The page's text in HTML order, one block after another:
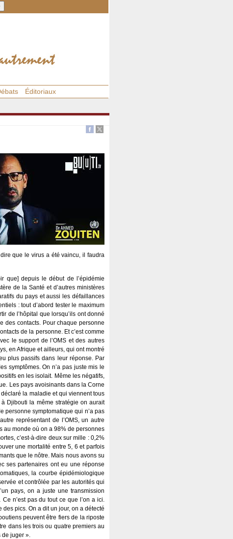
Éditoriaux
que le virus a été vaincu, il faudra
que] depuis le début de l’épidémie
de la Santé et d’autres ministères
du pays et aussi les défaillances
: tout d’abord tester le maximum
de l’hôpital que lorsqu’ils ont donné
des contacts. Pour chaque personne
de la personne. Et c’est comme
le support de l’OMS et des autres
en Afrique et ailleurs, qui ont montré
plus passifs dans leur réponse. Par
symptômes. On n’a pas juste mis le
en les isolait. Même les négatifs,
Les pays avoisinants dans la Corne
la maladie et qui viennent tous
Djibouti la même stratégie on aurait
personne symptomatique qui n’a pas
représentant de l’OMS, un autre
au monde où on a 98% de personnes
c’est-à-dire deux sur mille : 0,2%
une mortalité entre 5, 6 et parfois
que le nôtre. Mais nous avons su
ses partenaires ont eu une réponse
la courbe épidémiologique
et contrôlée par les autorités qui
pays, on a juste une transmission
n’est pas du tout ce que l’on a ici.
pics. On a dit un jour, on a détecté
peuvent être fiers de la riposte
dans les trois ou quatre premiers au
de juger ».